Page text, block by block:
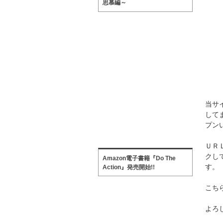
当サ
して
プン
Ｕ
クし
す。
こち
よろ
思慕編～
Amazon電子書籍『Do The
Action』発売開始!!